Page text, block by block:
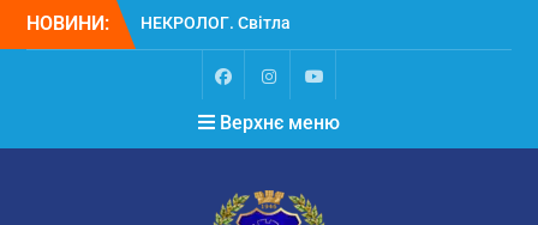
НОВИНИ:
НЕКРОЛОГ. Світла
пам’ять Замулі
Владиславу Васильовичу
Вступ для ТОТ 2026
Верхнє меню